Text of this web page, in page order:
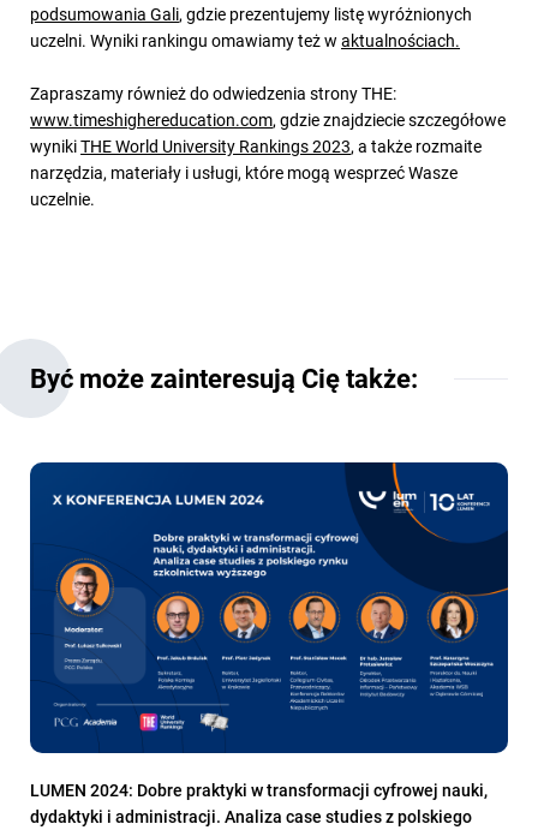
podsumowania Gali, gdzie prezentujemy listę wyróżnionych
uczelni. Wyniki rankingu omawiamy też w aktualnościach.
Zapraszamy również do odwiedzenia strony THE:
www.timeshighereducation.com, gdzie znajdziecie szczegółowe
wynikiTHE World University Rankings 2023, a także rozmaite
narzędzia, materiały i usługi, które mogą wesprzeć Wasze
uczelnie.
Być może zainteresują Cię także:
LUMEN 2024: Dobre praktyki w transformacji cyfrowej nauki,
dydaktyki i administracji. Analiza case studies z polskiego